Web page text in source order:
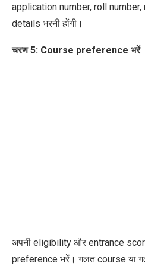
application number, roll
details भरनी होंगी।
चरण 5: Course preference भरें
अपनी eligibility और entrance
preference भरें। गलत course या